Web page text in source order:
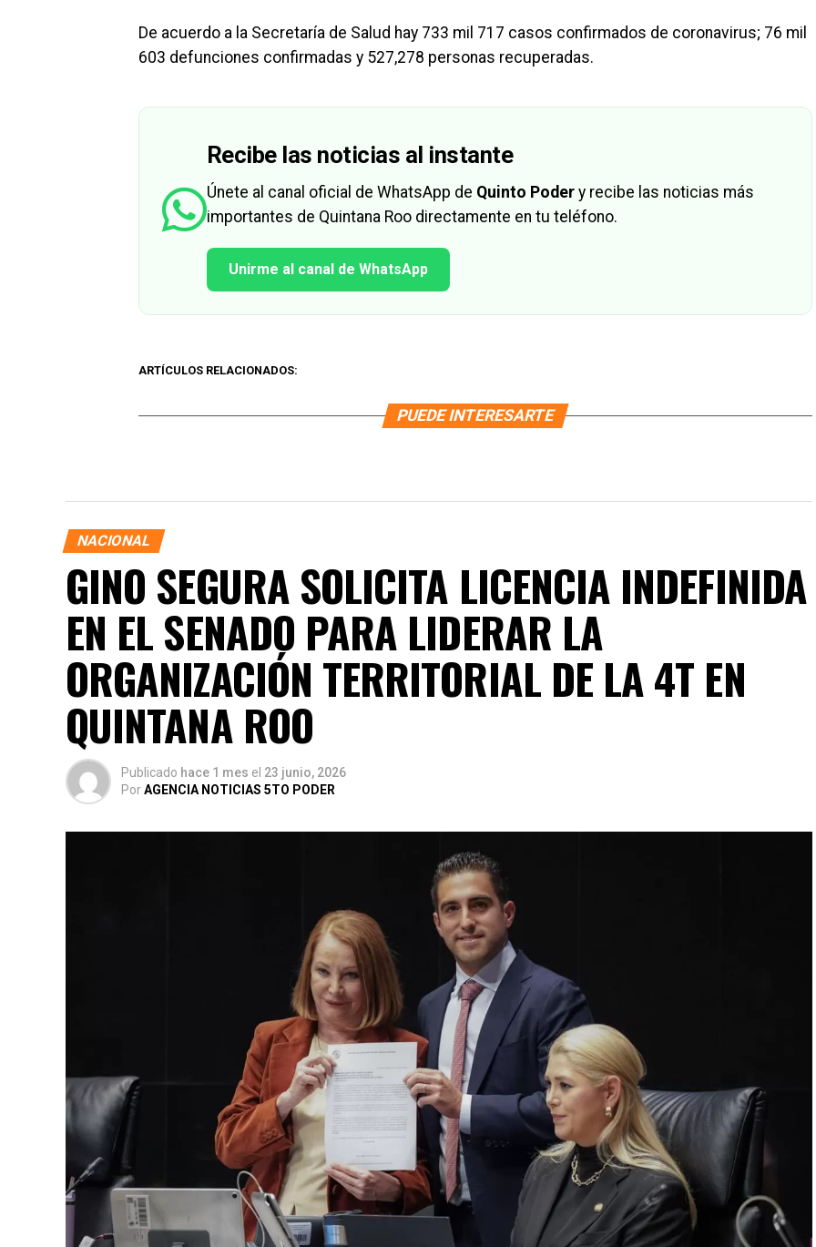
De acuerdo a la Secretaría de Salud hay 733 mil 717 casos confirmados de coronavirus; 76 mil
603 defunciones confirmadas y 527,278 personas recuperadas.
Recibe las noticias al instante
Únete al canal oficial de WhatsApp de Quinto Poder y recibe las noticias más
importantes de Quintana Roo directamente en tu teléfono.
Unirme al canal de WhatsApp
ARTÍCULOS RELACIONADOS:
PUEDE INTERESARTE
NACIONAL
GINO SEGURA SOLICITA LICENCIA INDEFINIDA
EN EL SENADO PARA LIDERAR LA
ORGANIZACIÓN TERRITORIAL DE LA 4T EN
QUINTANA ROO
Publicado hace 1 mes el 23 junio, 2026
PorAGENCIA NOTICIAS 5TO PODER